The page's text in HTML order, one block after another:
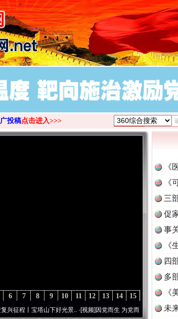
>
投稿点击进入>>>
15
14
13
12
11
10
9
8
7
6
宝塔山下好光景..·[视频]因党而生 为党而战——百年“纪”事⑧加
《
《
三
促
事
《
读
四
多
《
未